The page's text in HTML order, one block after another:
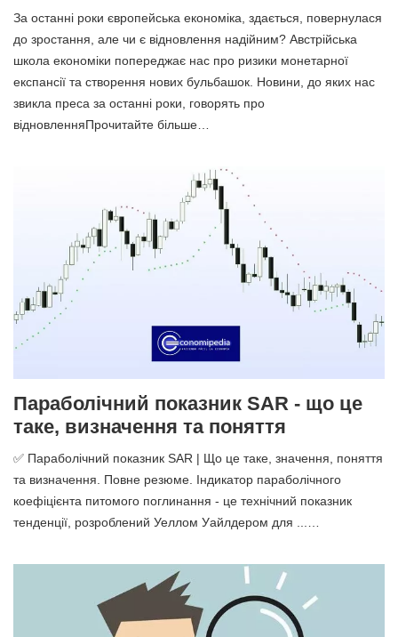
За останні роки європейська економіка, здається, повернулася
до зростання, але чи є відновлення надійним? Австрійська
школа економіки попереджає нас про ризики монетарної
експансії та створення нових бульбашок. Новини, до яких нас
звикла преса за останні роки, говорять про
відновленняПрочитайте більше…
Параболічний показник SAR - що це
таке, визначення та поняття
✅ Параболічний показник SAR | Що це таке, значення, поняття
та визначення. Повне резюме. Індикатор параболічного
коефіцієнта питомого поглинання - це технічний показник
тенденції, розроблений Уеллом Уайлдером для ...…